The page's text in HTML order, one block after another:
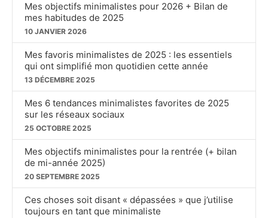
Mes objectifs minimalistes pour 2026 + Bilan de
mes habitudes de 2025
10 JANVIER 2026
Mes favoris minimalistes de 2025 : les essentiels
qui ont simplifié mon quotidien cette année
13 DÉCEMBRE 2025
Mes 6 tendances minimalistes favorites de 2025
sur les réseaux sociaux
25 OCTOBRE 2025
Mes objectifs minimalistes pour la rentrée (+ bilan
de mi-année 2025)
20 SEPTEMBRE 2025
Ces choses soit disant « dépassées » que j’utilise
toujours en tant que minimaliste